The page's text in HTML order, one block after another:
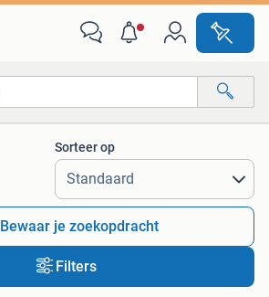
Alle afstanden…
Sorteer op
Bewaar je zoekopdracht
Filters